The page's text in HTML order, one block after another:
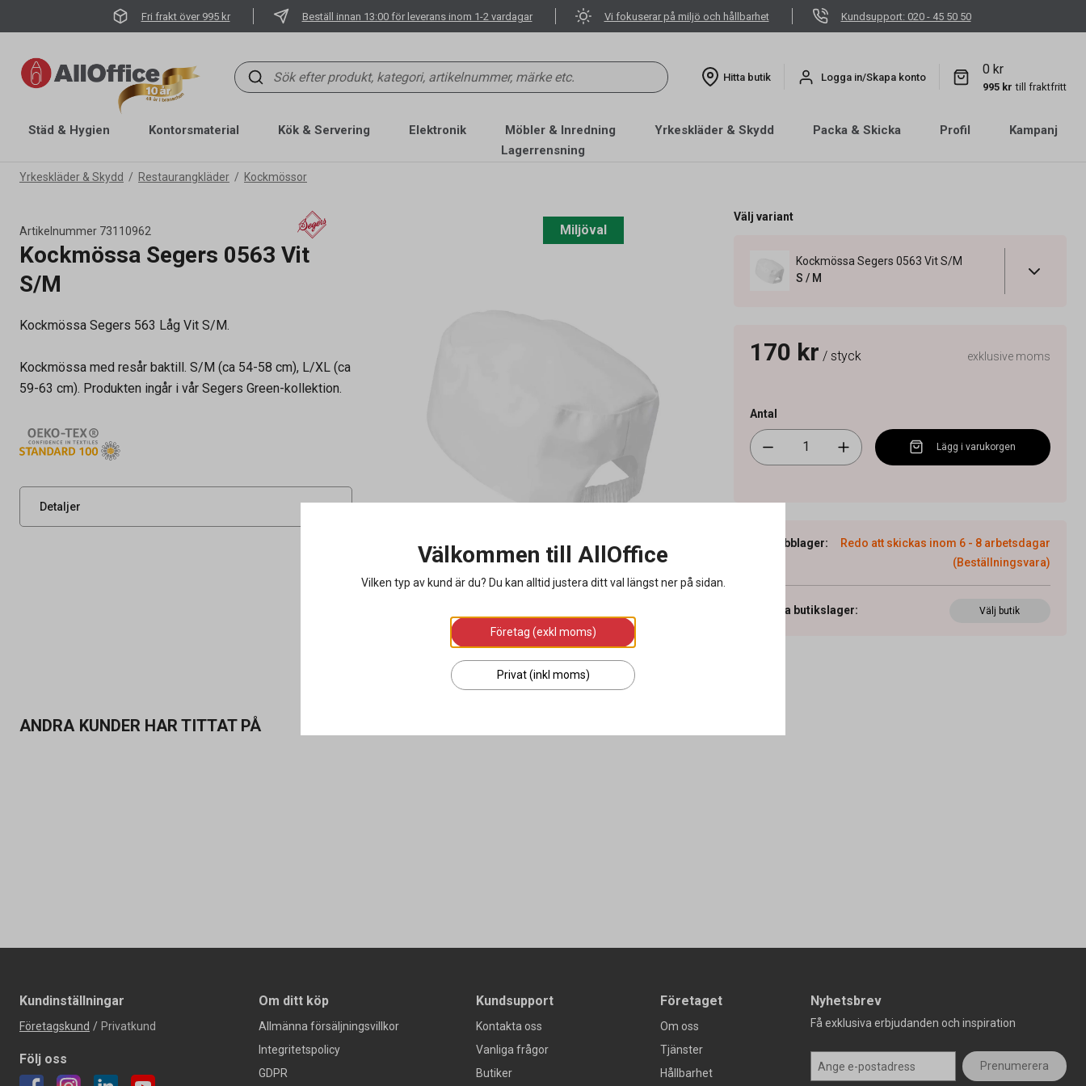
Fri frakt över 995 kr Beställ innan 13:00 för leverans inom 1-2 vardagar Vi fokuserar på miljö och hållbarhet Kundsupport: 020 - 45 50 50
Hitta butik Logga in/Skapa konto
0 kr
995 kr till fraktfritt
Städ & Hygien Kontorsmaterial Kök & Servering Elektronik Möbler & Inredning Yrkeskläder & Skydd Packa & Skicka Profil
Kampanj
Lagerrensning
Yrkeskläder & Skydd Restaurangkläder Kockmössor
Artikelnummer 73110962
Kockmössa Segers 0563 Vit
S/M
Kockmössa Segers 563 Låg Vit S/M.
Kockmössa med resår baktill. S/M (ca 54-58 cm), L/XL (ca
59-63 cm). Produkten ingår i vår Segers Green-kollektion.
Detaljer
Artikelnummer
Leverantörens
UNSPSC 39112600
Miljöval
Välj variant
Kockmössa Segers 0563 Vit S/M
S / M
170 kr / styck exklusive moms
Antal
Lägg i varukorgen
Webblager:
Redo att skickas inom 6 - 8 arbetsdagar
(Beställningsvara)
Visa butikslager: Välj butik
ANDRA KUNDER HAR TITTAT PÅ
Kundinställningar
Företagskund / Privatkund
Följ oss
Om ditt köp
Allmänna försäljningsvillkor
Integritetspolicy
GDPR
Kundsupport
Kontakta oss
Vanliga frågor
Butiker
Företaget
Om oss
Tjänster
Hållbarhet
Nyhetsbrev
Få exklusiva erbjudanden och inspiration
Prenumerera
Välkommen till AllOffice
Vilken typ av kund är du? Du kan alltid justera ditt val längst ner på sidan.
Företag (exkl moms)
Privat (inkl moms)